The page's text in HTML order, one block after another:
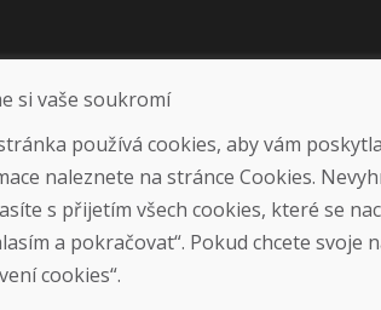
si vaše soukromí
používá cookies, aby vám
naleznete na stránce Cookies.
s přijetím všech cookies, které se
a pokračovat“. Pokud chcete
cookies“.